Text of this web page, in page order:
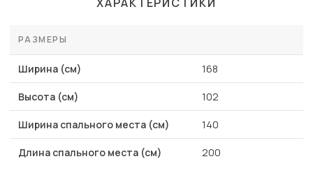
РАЗМЕРЫ
Ширина (см) 168
Высота (см) 102
Ширина спального места (см) 140
Длина спального места (см) 200